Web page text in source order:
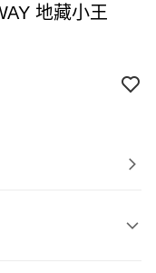
地藏小王